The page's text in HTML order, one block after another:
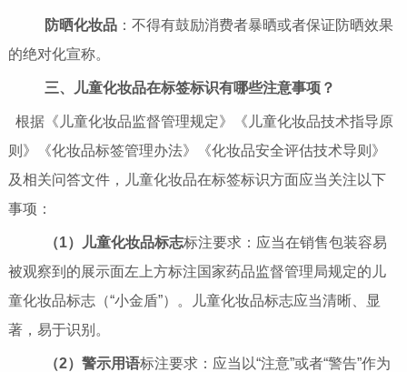
防晒化妆品：不得有鼓励消费者暴晒或者保证防晒效果
的绝对化宣称。
三、儿童化妆品在标签标识有哪些注意事项？
根据《儿童化妆品监督管理规定》《儿童化妆品技术指导原
则》《化妆品标签管理办法》《化妆品安全评估技术导则》
及相关问答文件，儿童化妆品在标签标识方面应当关注以下
事项：
（1）儿童化妆品标志标注要求：应当在销售包装容易
被观察到的展示面左上方标注国家药品监督管理局规定的儿
童化妆品标志（“小金盾”）。儿童化妆品标志应当清晰、显
著，易于识别。
（2）警示用语标注要求：应当以“注意”或者“警告”作为